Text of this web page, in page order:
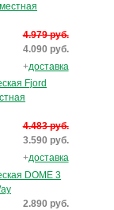
4.979 руб.
4.090 руб.
+доставка
Fjord
4.483 руб.
3.590 руб.
+доставка
DOME 3
2.890 руб.